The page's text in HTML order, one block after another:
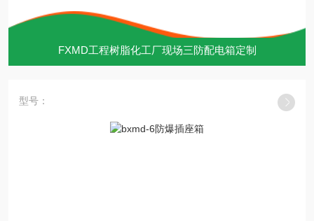
FXMD工程树脂化工厂现场三防配电箱定制
型号：